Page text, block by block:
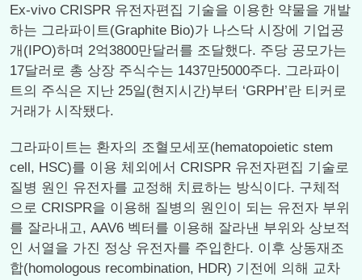
Ex-vivo CRISPR 유전자편집 기술을 이용한 약물을 개발
하는 그라파이트(Graphite Bio)가 나스닥 시장에 기업공
개(IPO)하며 2억3800만달러를 조달했다. 주당 공모가는
17달러로 총 상장 주식수는 1437만5000주다. 그라파이
트의 주식은 지난 25일(현지시간)부터 ‘GRPH’란 티커로
거래가 시작됐다.
그라파이트는 환자의 조혈모세포(hematopoietic stem
cell, HSC)를 이용 체외에서 CRISPR 유전자편집 기술로
질병 원인 유전자를 교정해 치료하는 방식이다. 구체적
으로 CRISPR을 이용해 질병의 원인이 되는 유전자 부위
를 잘라내고, AAV6 벡터를 이용해 잘라낸 부위와 상보적
인 서열을 가진 정상 유전자를 주입한다. 이후 상동재조
합(homologous recombination, HDR) 기전에 의해 교차